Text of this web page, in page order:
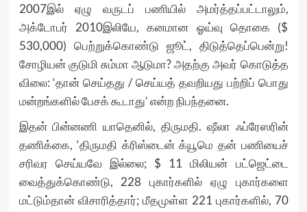
2007இல் ஏழு வருடப் பணியில் அமர்த்தப்பட்டாலும்,
அக்டோபர் 2010இலியே, கனமான ஓய்வு தொகை ($
530,000) பெற்றுக்கொண்டு ஜூட், திடுத்தெப்பென்று!
சோழியன் குடுமி சும்மா ஆடுமா? அதற்கு அவர் கொடுத்த
விலை: ‘தான் செய்தது / செய்யத் தவறியது பற்றிப் பொது
மன்றங்களில் பேசக் கூடாது’ என்ற நிபந்தனை.
இதன் பின்னணி யாதெனில், திருமதி. ஷீலா ஃப்ரேஸரின்
தணிக்கை, ‘திருமதி க்ரிஸ்டைன் க்யூமெ தன் பணியைச்
சரிவர செய்யவே இல்லை; $ 11 மிலியன் பட்ஜெட்டை
வைத்துக்கொண்டு, 228 புகார்களில் ஏழு புகார்களை
மட்டும்தான் விசாரித்தார்; மீதமுள்ள 221 புகார்களில், 70